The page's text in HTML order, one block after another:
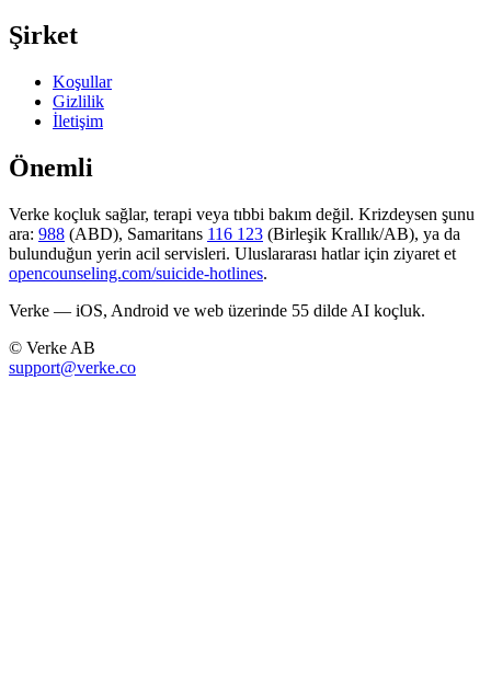
Şirket
Koşullar
Gizlilik
İletişim
Önemli
Verke koçluk sağlar, terapi veya tıbbi bakım değil. Krizdeysen şunu
ara: 988 (ABD), Samaritans 116 123 (Birleşik Krallık/AB), ya da
bulunduğun yerin acil servisleri. Uluslararası hatlar için ziyaret et
opencounseling.com/suicide-hotlines.
Verke — iOS, Android ve web üzerinde 55 dilde AI koçluk.
© Verke AB
support@verke.co